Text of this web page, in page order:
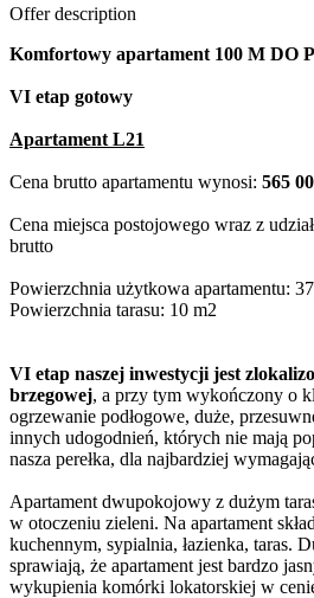
Offer description
Komfortowy apartament 100 M DO
VI etap gotowy
Apartament L21
Cena brutto apartamentu wynosi: 565
Cena miejsca postojowego wraz z
brutto
Powierzchnia użytkowa apartamentu:
Powierzchnia tarasu: 10 m2
VI etap naszej inwestycji jest
brzegowej, a przy tym wykończony o
ogrzewanie podłogowe, duże,
innych udogodnień, których nie mają
nasza perełka, dla najbardziej
Apartament dwupokojowy z dużym
w otoczeniu zieleni. Na apartament
kuchennym, sypialnia, łazienka, taras.
sprawiają, że apartament jest bardzo
wykupienia komórki lokatorskiej w